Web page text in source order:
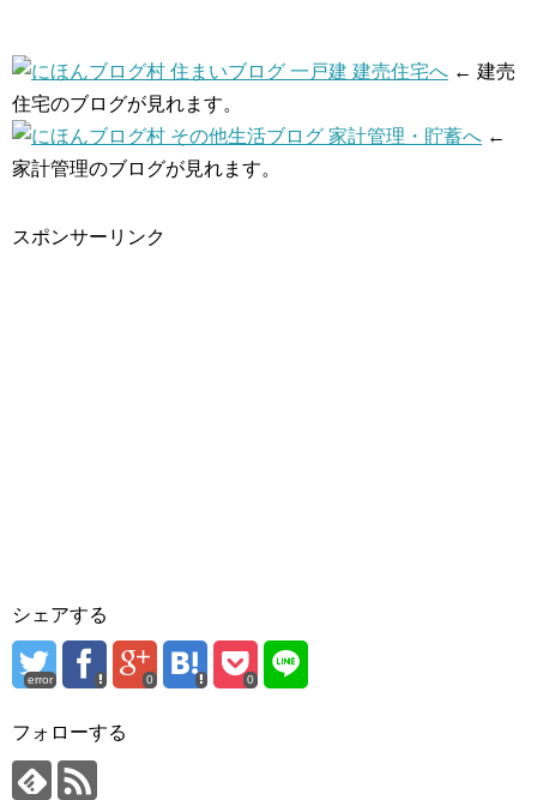
← 建売
住宅のブログが見れます。
←
家計管理のブログが見れます。
スポンサーリンク
シェアする
error 0 0
フォローする